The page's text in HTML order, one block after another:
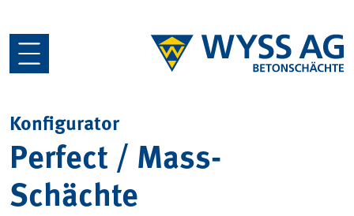
Konfigurator
Perfect / Mass-
Schächte